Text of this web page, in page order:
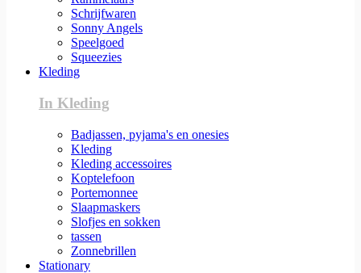
Schrijfwaren
Sonny Angels
Speelgoed
Squeezies
Kleding
In Kleding
Badjassen, pyjama's en onesies
Kleding
Kleding accessoires
Koptelefoon
Portemonnee
Slaapmaskers
Slofjes en sokken
tassen
Zonnebrillen
Stationary